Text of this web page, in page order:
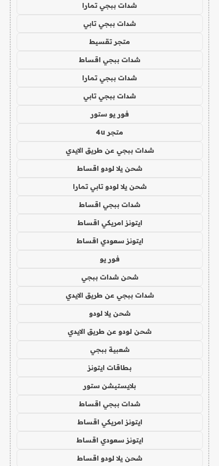
شدات ببجي تمارا
شدات ببجي تابي
متجر تقسيط
شدات ببجي اقساط
شدات ببجي تمارا
شدات ببجي تابي
فور يو ستور
متجر 4u
شدات ببجي عن طريق الايدي
شحن يلا لودو اقساط
شحن يلا لودو تابي تمارا
شدات ببجي اقساط
ايتونز امريكي اقساط
ايتونز سعودي اقساط
فور يو
شحن شدات ببجي
شدات ببجي عن طريق الايدي
شحن يلا لودو
شحن لودو عن طريق الايدي
شعبية ببجي
بطاقات ايتونز
بلايستيشن ستور
شدات ببجي اقساط
ايتونز امريكي اقساط
ايتونز سعودي اقساط
شحن يلا لودو اقساط